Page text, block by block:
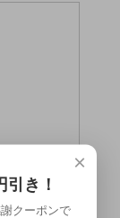
×
き！
クーポンで